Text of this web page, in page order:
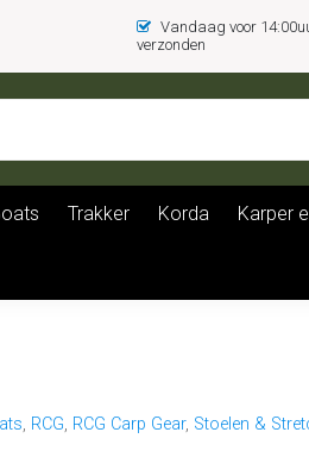
Vandaag voor
verzonden
Trakker Korda Karper
, RCG, RCG Carp Gear, Stoelen &